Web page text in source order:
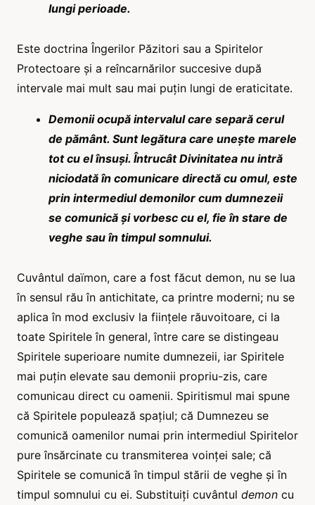
lungi perioade.
Este doctrina Îngerilor Păzitori sau a Spiritelor
Protectoare și a reîncarnărilor succesive după
intervale mai mult sau mai puțin lungi de eraticitate.
Demonii ocupă intervalul care separă cerul
de pământ. Sunt legătura care unește marele
tot cu el însuși. Întrucât Divinitatea nu intră
niciodată în comunicare directă cu omul, este
prin intermediul demonilor cum dumnezeii
se comunică și vorbesc cu el, fie în stare de
veghe sau în timpul somnului.
Cuvântul daïmon, care a fost făcut demon, nu se lua
în sensul rău în antichitate, ca printre moderni; nu se
aplica în mod exclusiv la ființele răuvoitoare, ci la
toate Spiritele în general, între care se distingeau
Spiritele superioare numite dumnezeii, iar Spiritele
mai puțin elevate sau demonii propriu-zis, care
comunicau direct cu oamenii. Spiritismul mai spune
că Spiritele populează spațiul; că Dumnezeu se
comunică oamenilor numai prin intermediul Spiritelor
pure însărcinate cu transmiterea voinței sale; că
Spiritele se comunică în timpul stării de veghe și în
timpul somnului cu ei. Substituiți cuvântul demon cu